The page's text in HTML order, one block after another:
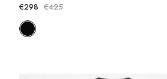
€298 €425